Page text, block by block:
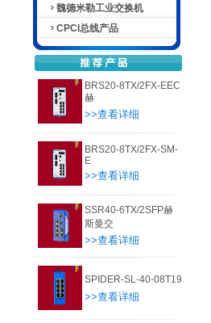
魏德米勒工业交换机
CPCI总线产品
BRS20-8TX/2FX-EEC
赫
>>查看详细
BRS20-8TX/2FX-SM-
E
>>查看详细
SSR40-6TX/2SFP赫
斯曼交
>>查看详细
SPIDER-SL-40-08T19
>>查看详细